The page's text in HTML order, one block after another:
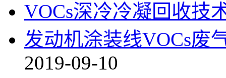
VOCs深冷冷凝回收技
发动机涂装线VOCs废
2019-09-10